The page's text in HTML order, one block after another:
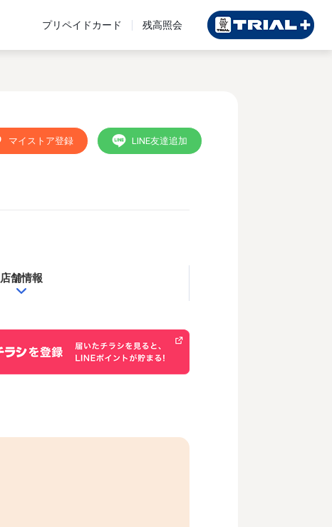
プリペイドカード 残高照会
マイストア登録 LINE友達追加
店舗情報